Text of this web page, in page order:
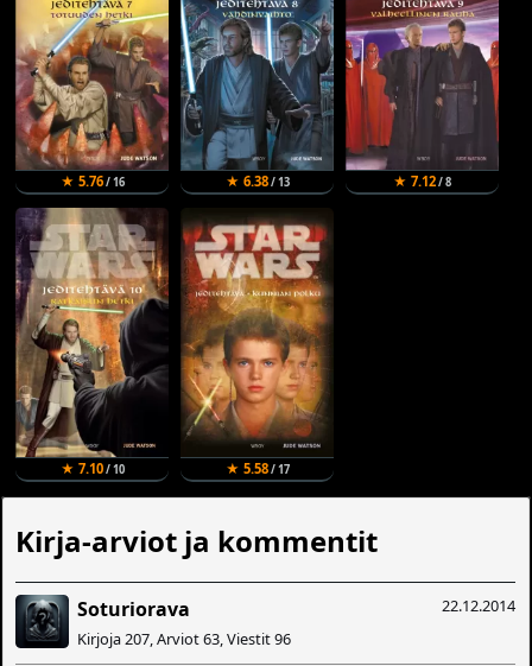
★ 5.76/ 16 ★ 6.38/ 13 ★ 7.12/ 8
★ 7.10/ 10 ★ 5.58/ 17
Kirja-arviot ja kommentit
22.12.2014
Soturiorava
Kirjoja 207, Arviot 63, Viestit 96